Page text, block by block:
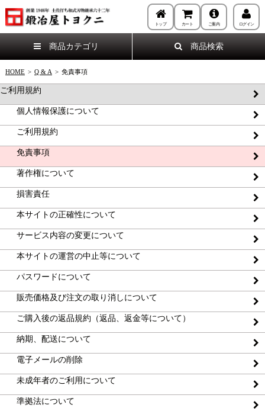
トップ カート ご案内 ログイン
商品カテゴリ 商品検索
HOME > Q & A > 免責事項
ご利用規約
個人情報保護について
ご利用規約
免責事項
著作権について
損害責任
本サイトの正確性について
サービス内容の変更について
本サイトの運営の中止等について
パスワードについて
販売価格及び注文の取り消しについて
ご購入後の返品規約（返品、返金等について）
納期、配送について
電子メールの削除
未成年者のご利用について
準拠法について